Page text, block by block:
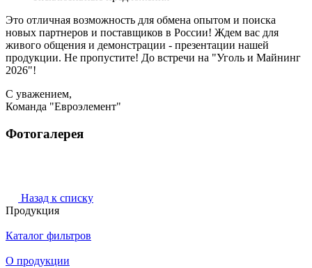
Это отличная возможность для обмена опытом и поиска
новых партнеров и поставщиков в России! Ждем вас для
живого общения и демонстрации - презентации нашей
продукции. Не пропустите! До встречи на "Уголь и Майнинг
2026"!
С уважением,
Команда "Евроэлемент"
Фотогалерея
Назад к списку
Продукция
Каталог фильтров
О продукции